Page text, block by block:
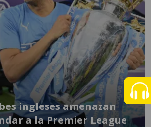
ingleses amenazan
a la Premier League